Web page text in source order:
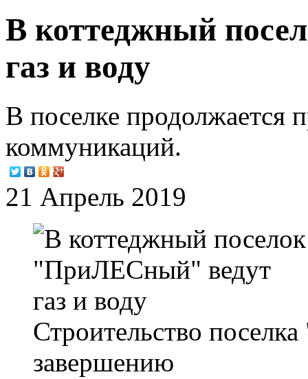
В коттеджный
газ и воду
В поселке продолжается
коммуникаций.
21 Апрель 2019
Строительство
завершению